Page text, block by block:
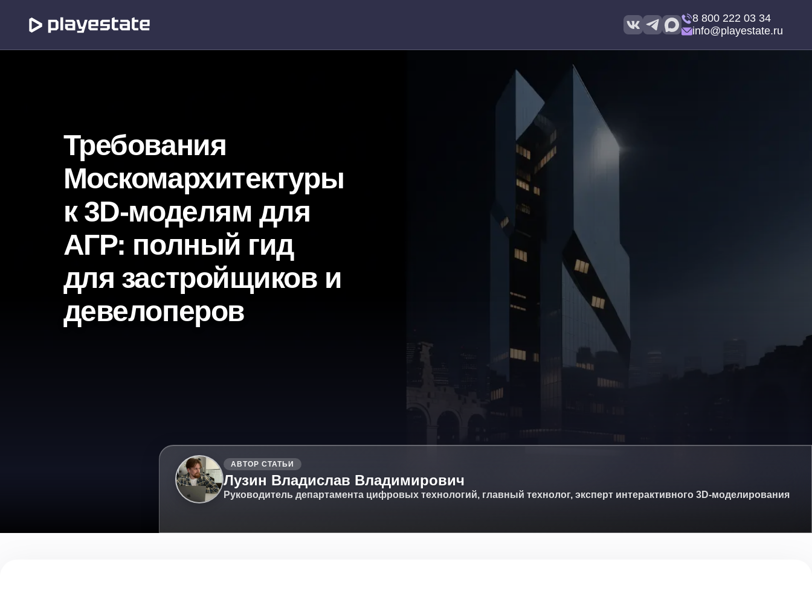
8 800 222 03 34
info@playestate.ru
Требования
Москомархитектуры
к 3D-моделям для
АГР: полный гид
для застройщиков и
девелоперов
АВТОР СТАТЬИ
Лузин Владислав Владимирович
Руководитель департамента цифровых технологий, главный технолог, эксперт интерактивного 3D-моделирования